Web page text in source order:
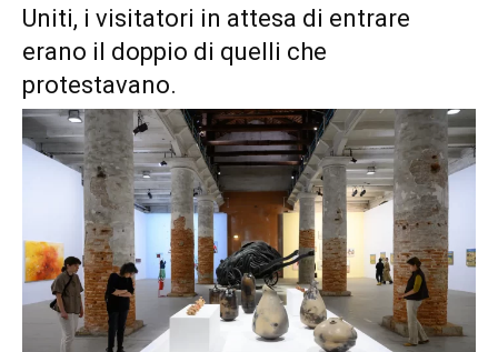
Uniti, i visitatori in attesa di entrare
erano il doppio di quelli che
protestavano.